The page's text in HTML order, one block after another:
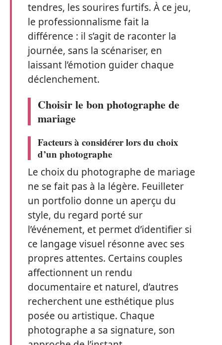
tendres, les sourires furtifs. À ce jeu,
le professionnalisme fait la
différence : il s’agit de raconter la
journée, sans la scénariser, en
laissant l’émotion guider chaque
déclenchement.
Choisir le bon photographe de
mariage
Facteurs à considérer lors du choix
d’un photographe
Le choix du photographe de mariage
ne se fait pas à la légère. Feuilleter
un portfolio donne un aperçu du
style, du regard porté sur
l’événement, et permet d’identifier si
ce langage visuel résonne avec ses
propres attentes. Certains couples
affectionnent un rendu
documentaire et naturel, d’autres
recherchent une esthétique plus
posée ou artistique. Chaque
photographe a sa signature, son